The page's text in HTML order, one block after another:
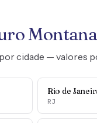
Montana
cidade — valores
Rio de
RJ